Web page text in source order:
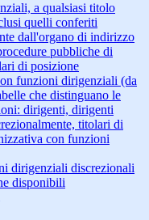
a qualsiasi titolo
quelli conferiti
dall'organo di indirizzo
pubbliche di
di posizione
funzioni dirigenziali (da
che distinguano le
dirigenti, dirigenti
titolari di
con funzioni
dirigenziali discrezionali
disponibili